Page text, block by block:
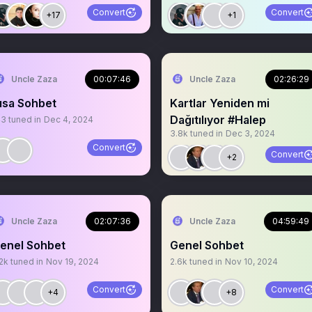
+17 Convert +1 Convert
Uncle Zaza 00:07:46
Sohbet
tuned in Dec 4, 2024
Convert
Uncle Zaza 02:26:29
Kartlar Yeniden mi
Dağıtılıyor #Halep
3.8k tuned in Dec 3, 2024
+2 Convert
Uncle Zaza 02:07:36
Sohbet
tuned in Nov 19, 2024
+4 Convert
Uncle Zaza 04:59:49
Genel Sohbet
2.6k tuned in Nov 10, 2024
+8 Convert